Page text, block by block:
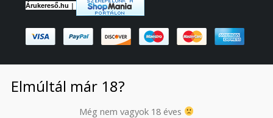
Árukereső.hu |
Elmúltál már 18?
Még nem vagyok 18 éves